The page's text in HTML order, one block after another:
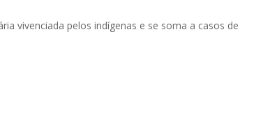
vivenciada pelos indígenas e se soma a casos de